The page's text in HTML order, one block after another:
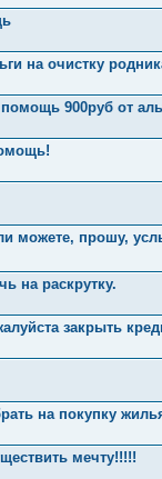
на очистку
900руб от
можете, прошу,
на раскрутку.
закрыть
на покупку
мечту!!!!!